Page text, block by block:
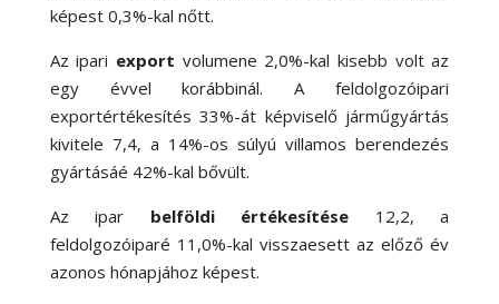
képest 0,3%-kal nőtt.
Az ipari export volumene 2,0%-kal kisebb volt az
egy évvel korábbinál. A feldolgozóipari
exportértékesítés 33%-át képviselő járműgyártás
kivitele 7,4, a 14%-os súlyú villamos berendezés
gyártásáé 42%-kal bővült.
Az ipar
belföldi értékesítése
12,2, a
feldolgozóiparé 11,0%-kal visszaesett az előző év
azonos hónapjához képest.